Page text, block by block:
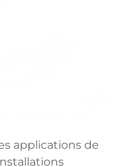
applications de